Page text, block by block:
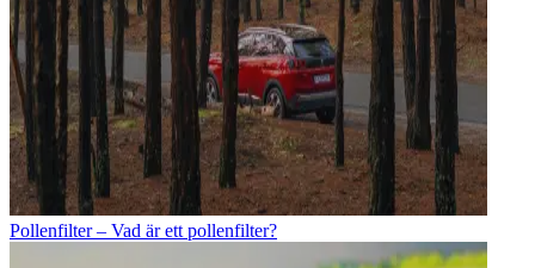
Pollenfilter – Vad är ett pollenfilter?